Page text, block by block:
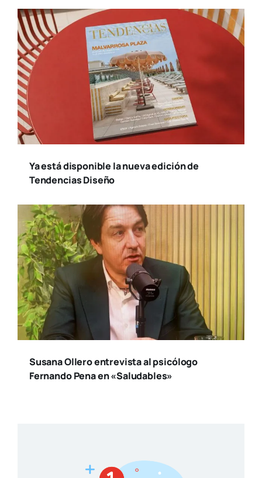
Ya está disponible la nueva edición de
Tendencias Diseño
Susana Ollero entrevista al psicólogo
Fernando Pena en «Saludables»